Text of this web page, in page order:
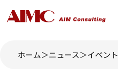
ホーム ニュース イベント